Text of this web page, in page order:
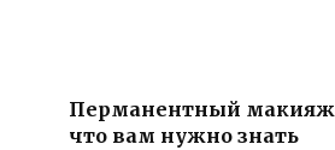
Перманентный макияж
что вам нужно знать